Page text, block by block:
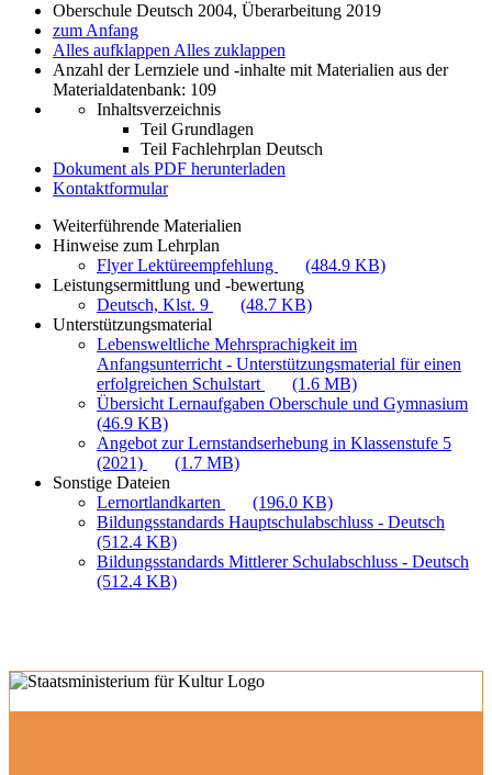
Oberschule Deutsch 2004, Überarbeitung 2019
zum Anfang
Alles aufklappen Alles zuklappen
Anzahl der Lernziele und -inhalte mit Materialien aus der
Materialdatenbank: 109
Inhaltsverzeichnis
Teil Grundlagen
Teil Fachlehrplan Deutsch
Dokument als PDF herunterladen
Kontaktformular
Weiterführende Materialien
Hinweise zum Lehrplan
Flyer Lektüreempfehlung
(484.9 KB)
Leistungsermittlung und -bewertung
Deutsch, Klst. 9
(48.7 KB)
Unterstützungsmaterial
Lebensweltliche Mehrsprachigkeit im
Anfangsunterricht - Unterstützungsmaterial für einen
erfolgreichen Schulstart
(1.6 MB)
Übersicht Lernaufgaben Oberschule und Gymnasium
(46.9 KB)
Angebot zur Lernstandserhebung in Klassenstufe 5
(2021)
(1.7 MB)
Sonstige Dateien
Lernortlandkarten
(196.0 KB)
Bildungsstandards Hauptschulabschluss - Deutsch
(512.4 KB)
Bildungsstandards Mittlerer Schulabschluss - Deutsch
(512.4 KB)